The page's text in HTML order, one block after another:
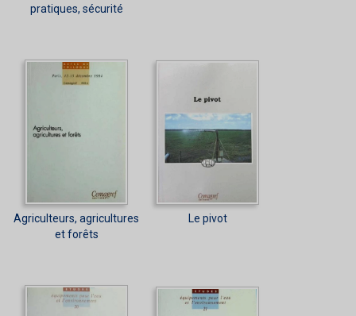
pratiques, sécurité
Agriculteurs, agricultures
et forêts
Le pivot